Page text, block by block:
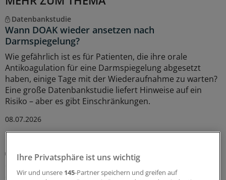
Datenbankstudie
Wann DOAK wieder ansetzen nach
Darmspiegelung?
Wie gefährlich ist es für Patienten, die ihre orale
Antikoagulation für eine Darmspiegelung abgesetzt
haben, einige Tage mit der Wiederaufnahme zu warten?
Eine große Datenbankstudie liefert Hinweise auf ein
Risiko – aber es gibt Einschränkungen.
08.07.2026
Akuter ischämischer Insult oder TIA
Schützt GLP-1-Rezeptoragonist vor frühen
Schlaganfall-Rezidiven?
Ihre Privatsphäre ist uns wichtig
Wir und unsere 145-Partner speichern und greifen auf